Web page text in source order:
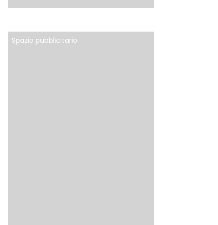
Spazio pubblicitario